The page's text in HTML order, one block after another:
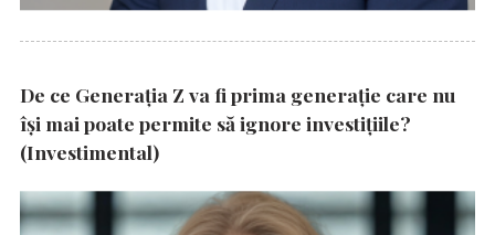
De ce Generația Z va fi prima generație care nu
își mai poate permite să ignore investițiile?
(Investimental)